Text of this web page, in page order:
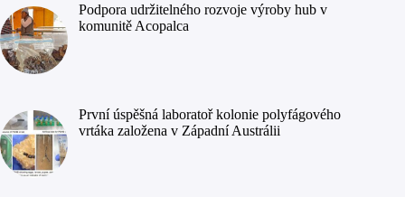
Podpora udržitelného rozvoje výroby hub v
komunitě Acopalca
První úspěšná laboratoř kolonie polyfágového
vrtáka založena v Západní Austrálii